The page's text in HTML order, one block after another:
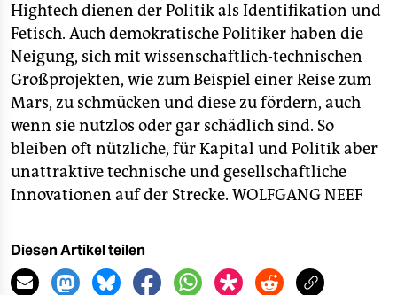
Hightech dienen der Politik als Identifikation und
Fetisch. Auch demokratische Politiker haben die
Neigung, sich mit wissenschaftlich-technischen
Großprojekten, wie zum Beispiel einer Reise zum
Mars, zu schmücken und diese zu fördern, auch
wenn sie nutzlos oder gar schädlich sind. So
bleiben oft nützliche, für Kapital und Politik aber
unattraktive technische und gesellschaftliche
Innovationen auf der Strecke. WOLFGANG NEEF
Diesen Artikel teilen